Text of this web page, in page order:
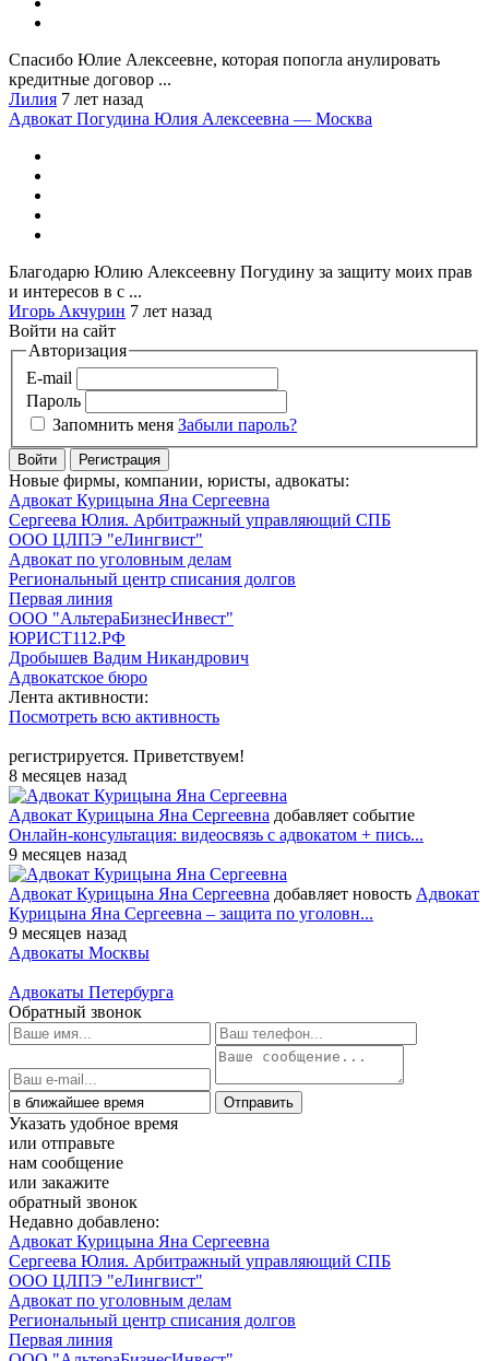
Спасибо Юлие Алексеевне, которая попогла анулировать
кредитные договор ...
Лилия 7 лет назад
Адвокат Погудина Юлия Алексеевна — Москва
Благодарю Юлию Алексеевну Погудину за защиту моих прав
и интересов в с ...
Игорь Акчурин 7 лет назад
Войти на сайт
Авторизация
E-mail
Пароль
Запомнить меня Забыли пароль?
Войти Регистрация
Новые фирмы, компании, юристы, адвокаты:
Адвокат Курицына Яна Сергеевна
Сергеева Юлия. Арбитражный управляющий СПБ
ООО ЦЛПЭ "еЛингвист"
Адвокат по уголовным делам
Региональный центр списания долгов
Первая линия
ООО "АльтераБизнесИнвест"
ЮРИСТ112.РФ
Дробышев Вадим Никандрович
Адвокатское бюро
Лента активности:
Посмотреть всю активность
регистрируется. Приветствуем!
8 месяцев назад
Адвокат Курицына Яна Сергеевна добавляет событие
Онлайн-консультация: видеосвязь с адвокатом + пись...
9 месяцев назад
Адвокат Курицына Яна Сергеевна добавляет новость Адвокат
Курицына Яна Сергеевна – защита по уголовн...
9 месяцев назад
Адвокаты Москвы
Адвокаты Петербурга
Обратный звонок
Указать удобное время
или отправьте
нам сообщение
или закажите
обратный звонок
Недавно добавлено:
Адвокат Курицына Яна Сергеевна
Сергеева Юлия. Арбитражный управляющий СПБ
ООО ЦЛПЭ "еЛингвист"
Адвокат по уголовным делам
Региональный центр списания долгов
Первая линия